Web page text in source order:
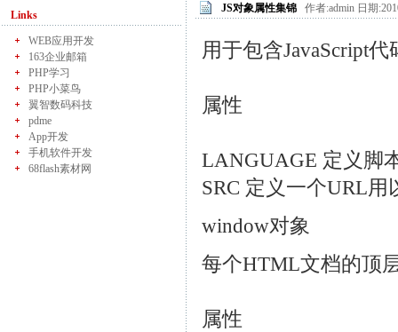
JS对象属性集锦 作者:admin 日期
用于包含JavaScript
属性
LANGUAGE 定义脚
SRC 定义一个URL用
window对象
每个HTML文档的顶
属性
Links
WEB应用开发
163企业邮箱
PHP学习
PHP小菜鸟
翼智数码科技
pdme
App开发
手机软件开发
68flash素材网